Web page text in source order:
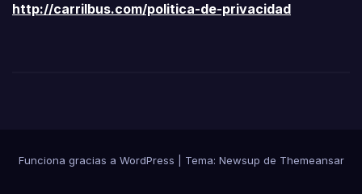
http://carrilbus.com/politica-de-privacidad
Funciona gracias a WordPress Tema: Newsup de Themeansar